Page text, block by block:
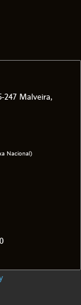
247 Malveira,
Nacional)